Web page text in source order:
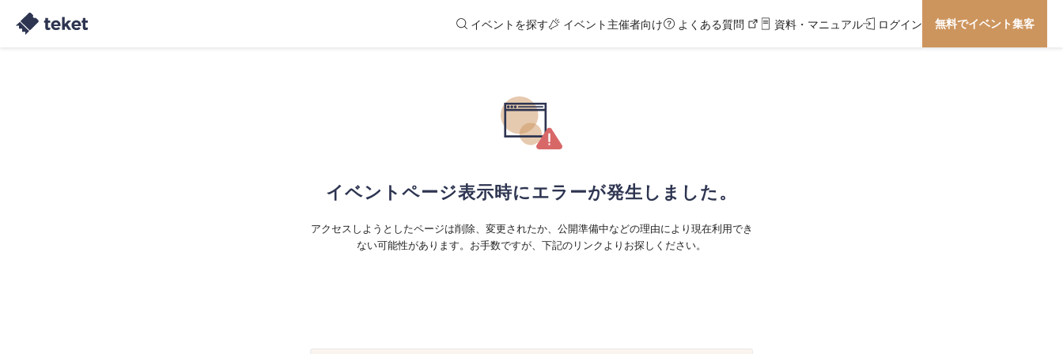
イベントを探す イベント主催者向け よくある質問 資料・マニュアル ログイン 無料でイベント集客
イベントページ表示時にエラーが発生しました。
アクセスしようとしたページは削除、変更されたか、公開準備中などの理由により現在利用でき
ない可能性があります。お手数ですが、下記のリンクよりお探しください。